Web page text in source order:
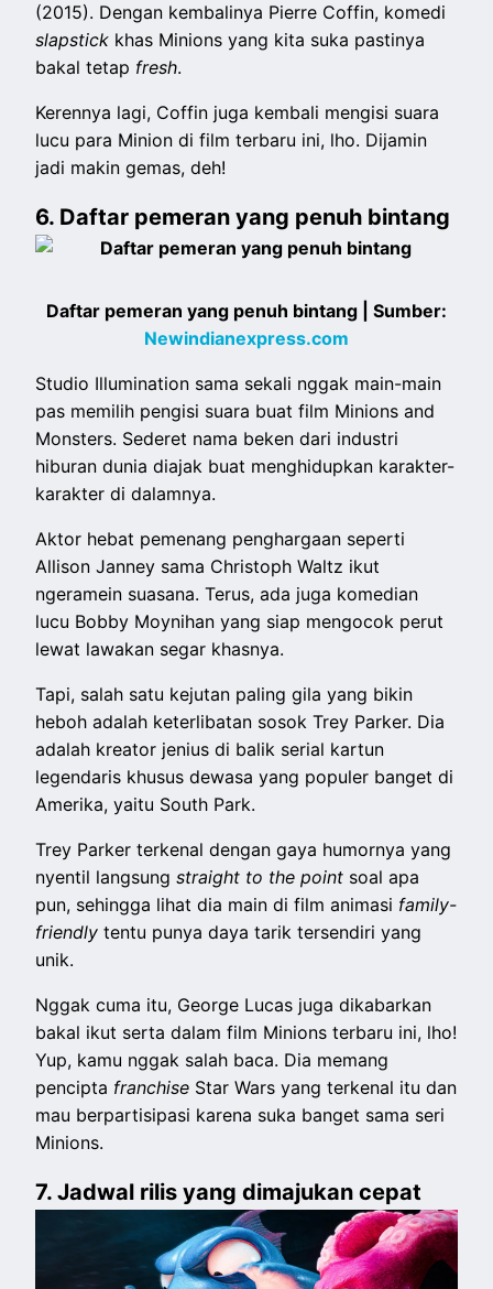
(2015). Dengan kembalinya Pierre Coffin, komedi
slapstick khas Minions yang kita suka pastinya
bakal tetap fresh.
Kerennya lagi, Coffin juga kembali mengisi suara
lucu para Minion di film terbaru ini, lho. Dijamin
jadi makin gemas, deh!
6. Daftar pemeran yang penuh bintang
Daftar pemeran yang penuh bintang | Sumber:
Newindianexpress.com
Studio Illumination sama sekali nggak main-main
pas memilih pengisi suara buat film Minions and
Monsters. Sederet nama beken dari industri
hiburan dunia diajak buat menghidupkan karakter-
karakter di dalamnya.
Aktor hebat pemenang penghargaan seperti
Allison Janney sama Christoph Waltz ikut
ngeramein suasana. Terus, ada juga komedian
lucu Bobby Moynihan yang siap mengocok perut
lewat lawakan segar khasnya.
Tapi, salah satu kejutan paling gila yang bikin
heboh adalah keterlibatan sosok Trey Parker. Dia
adalah kreator jenius di balik serial kartun
legendaris khusus dewasa yang populer banget di
Amerika, yaitu South Park.
Trey Parker terkenal dengan gaya humornya yang
nyentil langsungstraight to the point soal apa
pun, sehingga lihat dia main di film animasi family-
friendlytentu punya daya tarik tersendiri yang
unik.
Nggak cuma itu, George Lucas juga dikabarkan
bakal ikut serta dalam film Minions terbaru ini, lho!
Yup, kamu nggak salah baca. Dia memang
pencipta franchise Star Wars yang terkenal itu dan
mau berpartisipasi karena suka banget sama seri
Minions.
7. Jadwal rilis yang dimajukan cepat